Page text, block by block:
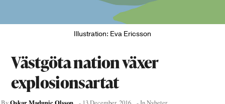
Illustration: Eva Ericsson
Västgöta nation växer
explosionsartat